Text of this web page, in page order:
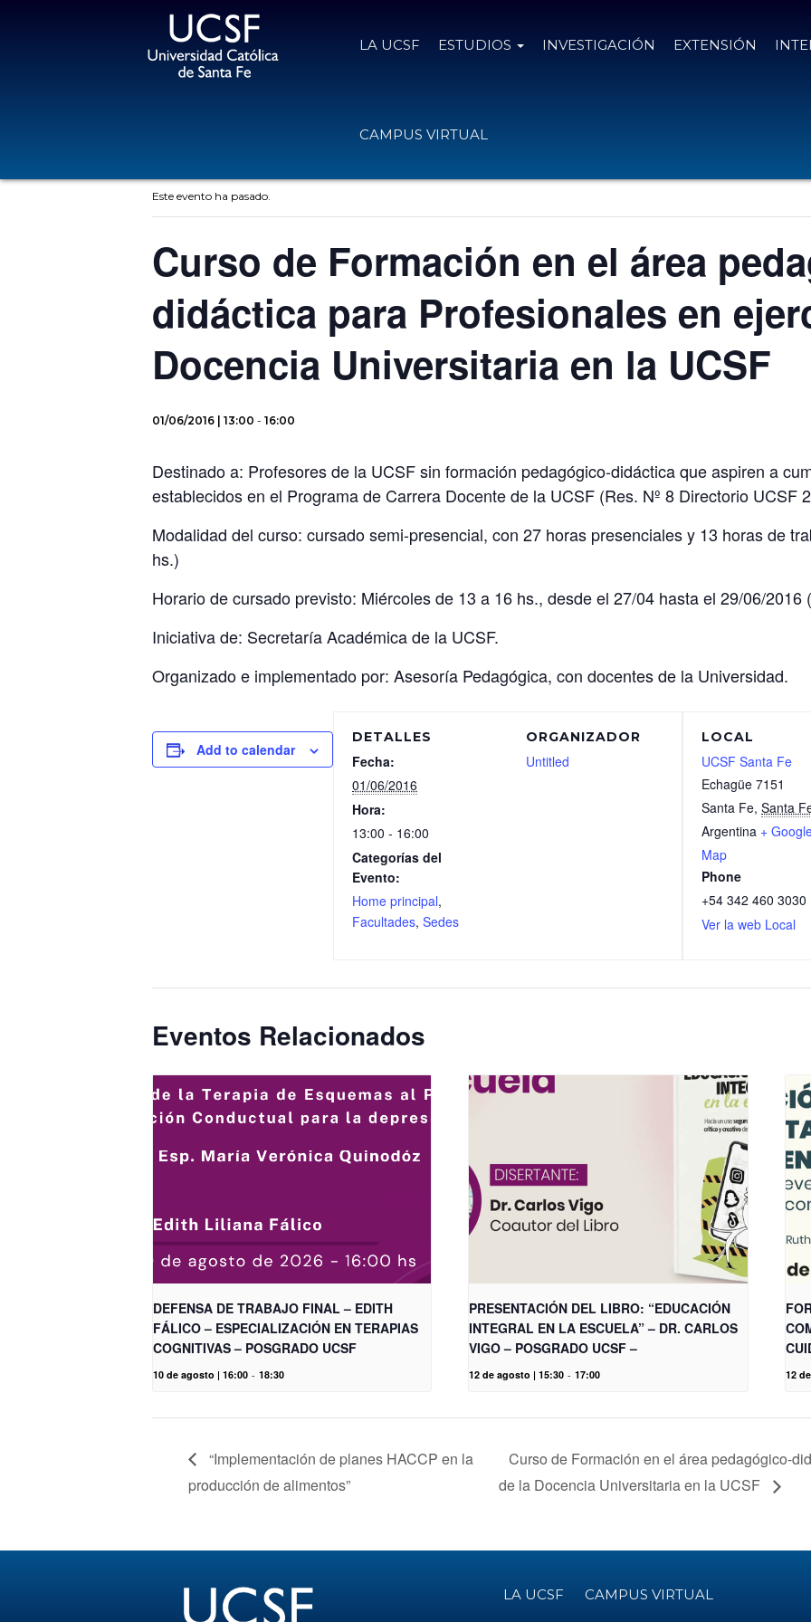
LA UCSF ESTUDIOS INVESTIGACIÓN EXTENSIÓN
CAMPUS VIRTUAL
Este evento ha pasado.
Curso de Formación en el área
didáctica para Profesionales en
Docencia Universitaria en la UCSF
01/06/2016 | 13:00 - 16:00
Destinado a: Profesores de la UCSF sin formación pedagógico-didáctica que aspiren a
establecidos en el Programa de Carrera Docente de la UCSF (Res. Nº 8 Directorio UCSF
Modalidad del curso: cursado semi-presencial, con 27 horas presenciales y 13 horas de
hs.)
Horario de cursado previsto: Miércoles de 13 a 16 hs., desde el 27/04 hasta el 29/06/2016
Iniciativa de: Secretaría Académica de la UCSF.
Organizado e implementado por: Asesoría Pedagógica, con docentes de la Universidad.
Add to calendar
DETALLES
Fecha:
01/06/2016
Hora:
13:00 - 16:00
Categorías del
Evento:
Home principal,
Facultades, Sedes
ORGANIZADOR
Untitled
LOCAL
UCSF Santa Fe
Echagüe 7151
Santa Fe, Santa
Argentina +
Map
Phone
+54 342 460 3030
Ver la web Local
Eventos Relacionados
DEFENSA DE TRABAJO FINAL – EDITH
FÁLICO – ESPECIALIZACIÓN EN TERAPIAS
COGNITIVAS – POSGRADO UCSF
10 de agosto | 16:00 - 18:30
PRESENTACIÓN DEL LIBRO: “EDUCACIÓN
INTEGRAL EN LA ESCUELA” – DR. CARLOS
VIGO – POSGRADO UCSF –
12 de agosto | 15:30 - 17:00 12
“Implementación de planes HACCP en la
producción de alimentos”
Curso de Formación en el área pedagógico-
de la Docencia Universitaria en la UCSF
LA UCSF CAMPUS VIRTUAL